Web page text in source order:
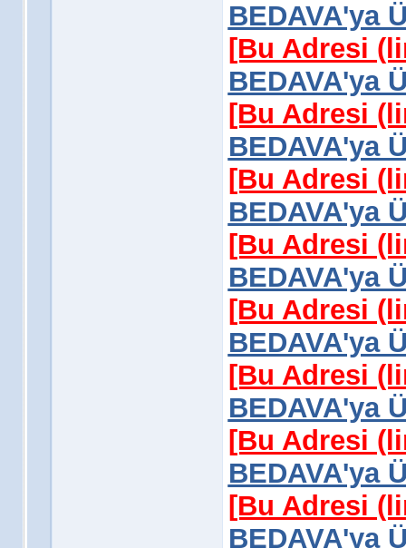
BEDAVA'ya
[Bu Adresi
BEDAVA'ya
[Bu Adresi
BEDAVA'ya
[Bu Adresi
BEDAVA'ya
[Bu Adresi
BEDAVA'ya
[Bu Adresi
BEDAVA'ya
[Bu Adresi
BEDAVA'ya
[Bu Adresi
BEDAVA'ya
[Bu Adresi
BEDAVA'ya